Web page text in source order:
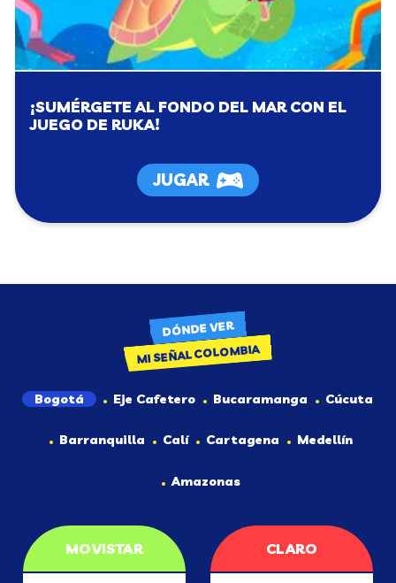
¡SUMÉRGETE AL FONDO DEL MAR CON EL
JUEGO DE RUKA!
JUGAR
DÓNDE VER
MI SEÑAL COLOMBIA
Bogotá Eje Cafetero Bucaramanga Cúcuta
Barranquilla Calí Cartagena Medellín
Amazonas
MOVISTAR CLARO